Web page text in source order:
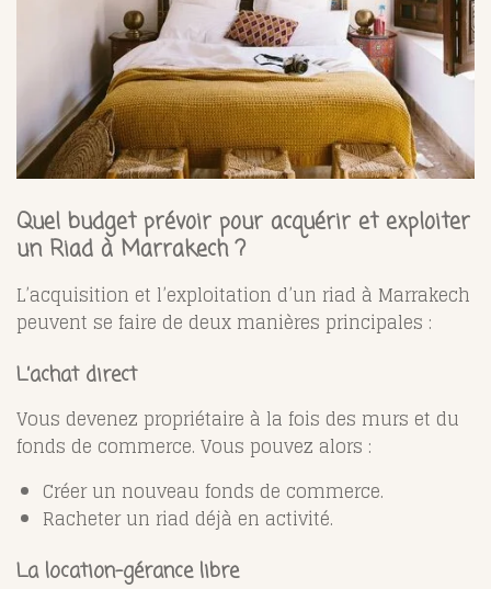
Quel budget prévoir pour acquérir et exploiter
un Riad à Marrakech ?
L’acquisition et l’exploitation d’un riad à Marrakech
peuvent se faire de deux manières principales :
L’achat direct
Vous devenez propriétaire à la fois des murs et du
fonds de commerce. Vous pouvez alors :
Créer un nouveau fonds de commerce.
Racheter un riad déjà en activité.
La location-gérance libre